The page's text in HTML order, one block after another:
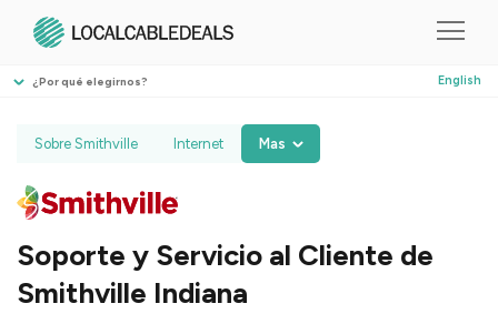
¿Por qué elegirnos? English
Sobre Smithville Internet Mas
Soporte y Servicio al Cliente de
Smithville Indiana